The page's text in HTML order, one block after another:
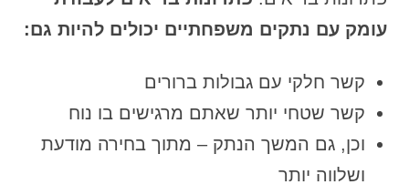
עומק עם נתקים משפחתיים יכולים להיות גם:
קשר חלקי עם גבולות ברורים
קשר שטחי יותר שאתם מרגישים בו נוח
וכן, גם המשך הנתק – מתוך בחירה מודעת
ושלווה יותר